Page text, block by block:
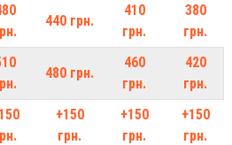
440 грн.
410
грн.
380
грн.
480 грн.
460
грн.
420
грн.
+150
грн.
+150
грн.
+150
грн.